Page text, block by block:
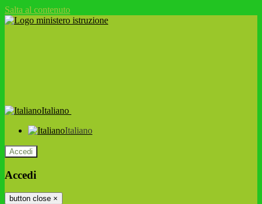
Salta al contenuto
Italiano
Italiano
Accedi
Accedi
button close ×